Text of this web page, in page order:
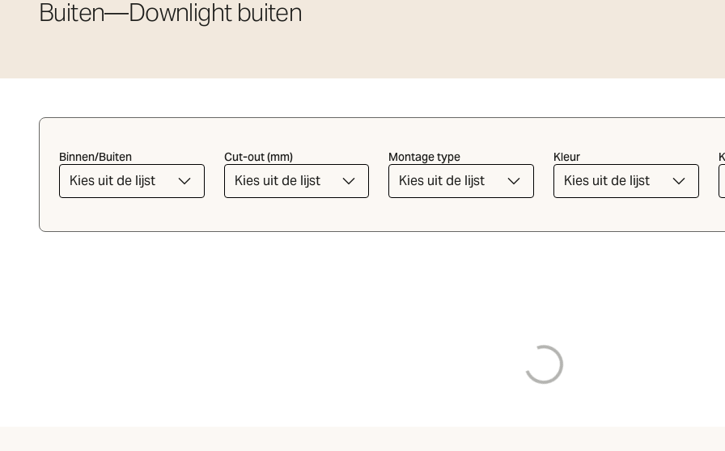
Buiten—Downlight buiten
Binnen/Buiten
Kies uit de lijst
Cut-out (mm)
Kies uit de lijst
Montage type
Kies uit de lijst
Kleur
Kies uit de lijst